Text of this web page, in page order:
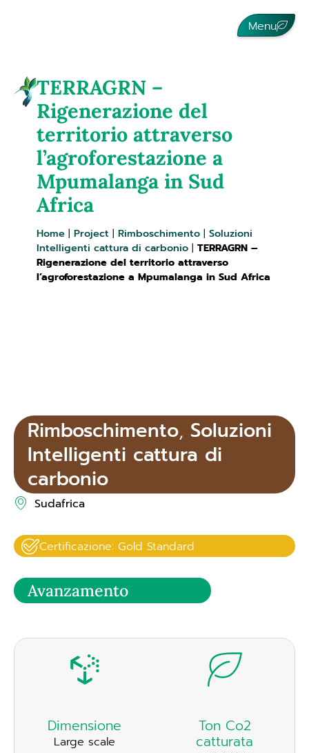
Menu
TERRAGRN –
Rigenerazione del
territorio attraverso
l’agroforestazione a
Mpumalanga in Sud
Africa
Home| Project| Rimboschimento| Soluzioni
Intelligenti cattura di carbonio| TERRAGRN –
Rigenerazione del territorio attraverso
l’agroforestazione a Mpumalanga in Sud Africa
Rimboschimento, Soluzioni
Intelligenti cattura di
carbonio
Sudafrica
Certificazione: Gold Standard
Avanzamento
Dimensione
Large scale
Ton Co2
catturata